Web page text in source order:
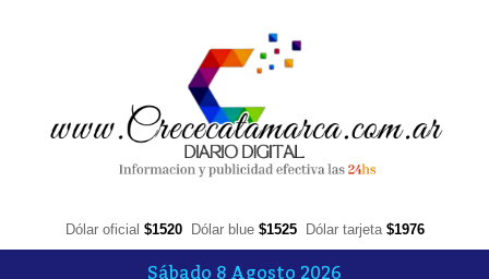
Dólar oficial $1520 Dólar blue $1525 Dólar tarjeta $1976